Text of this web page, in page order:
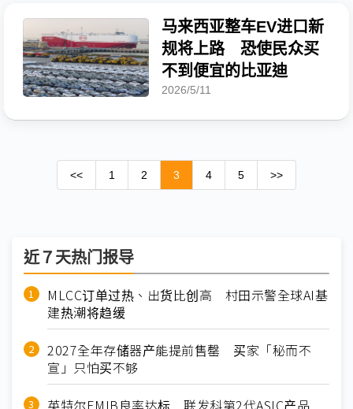
马来西亚整车EV进口新
规将上路 恐使民众买
不到便宜的比亚迪
2026/5/11
<< 1 2 3 4 5 >>
近７天热门报导
MLCC订单过热、出货比创高 村田示警全球AI基
建热潮将趋缓
2027全年存储器产能提前售罄 买家「秘而不
宣」只怕买不够
英特尔EMIB良率达标 联发科第2代ASIC产品